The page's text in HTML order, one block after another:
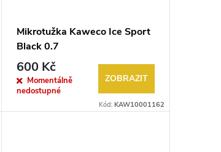
Mikrotužka Kaweco Ice Sport
Black 0.7
600 Kč
Momentálně
nedostupné
ZOBRAZIT
Kód: KAW10001162